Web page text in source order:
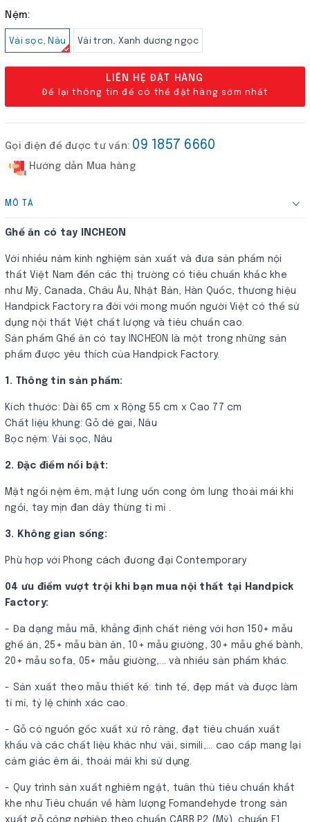
Nệm:
Vải sọc, Nâu Vải trơn, Xanh dương ngọc
LIÊN HỆ ĐẶT HÀNG
Để lại thông tin để có thể đặt hàng sớm nhất
Gọi điện để được tư vấn: 09 1857 6660
Hướng dẫn Mua hàng
MÔ TẢ
Ghế ăn có tay INCHEON
Với nhiều năm kinh nghiệm sản xuất và đưa sản phẩm nội
thất Việt Nam đến các thị trường có tiêu chuẩn khắc khe
như Mỹ, Canada, Châu Âu, Nhật Bản, Hàn Quốc, thương hiệu
Handpick Factory ra đời với mong muốn người Việt có thể sử
dụng nội thất Việt chất lượng và tiêu chuẩn cao.
Sản phẩm Ghế ăn có tay INCHEON là một trong những sản
phẩm được yêu thích của Handpick Factory.
1. Thông tin sản phẩm:
Kích thước: Dài 65 cm x Rộng 55 cm x Cao 77 cm
Chất liệu khung: Gỗ dẻ gai, Nâu
Bọc nệm: Vải sọc, Nâu
2. Đặc điểm nổi bật:
Mặt ngồi nệm êm, mặt lưng uốn cong ôm lưng thoải mái khi
ngồi, tay mịn đan dây thừng tỉ mỉ .
3. Không gian sống:
Phù hợp với Phong cách đương đại Contemporary
04 ưu điểm vượt trội khi bạn mua nội thất tại Handpick
Factory:
- Đa dạng mẫu mã, khẳng định chất riêng với hơn 150+ mẫu
ghế ăn, 25+ mẫu bàn ăn, 10+ mẫu giường, 30+ mẫu ghế bành,
20+ mẫu sofa, 05+ mẫu giường,... và nhiều sản phẩm khác.
- Sản xuất theo mẫu thiết kế: tinh tế, đẹp mắt và được làm
tỉ mỉ, tỷ lệ chính xác cao.
- Gỗ có nguồn gốc xuất xứ rõ ràng, đạt tiêu chuẩn xuất
khẩu và các chất liệu khác như vải, simili,... cao cấp mang lại
cảm giác êm ái, thoải mái khi sử dụng.
- Quy trình sản xuất nghiêm ngặt, tuân thủ tiêu chuẩn khắt
khe như Tiêu chuẩn về hàm lượng Fomandehyde trong sản
xuất gỗ công nghiệp theo chuẩn CARB P2​ (Mỹ), chuẩn E1